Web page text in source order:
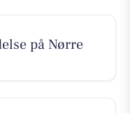
på Nørre